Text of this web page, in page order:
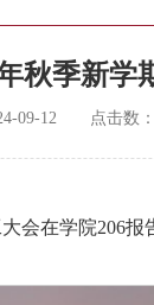
秋季新学
09-12 点击数：
会在学院206